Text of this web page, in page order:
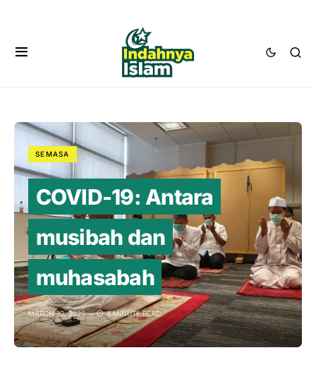
SEMASA
COVID-19: Antara
musibah dan
muhasabah
MARCH 30, 2020 4 MINUTE READ